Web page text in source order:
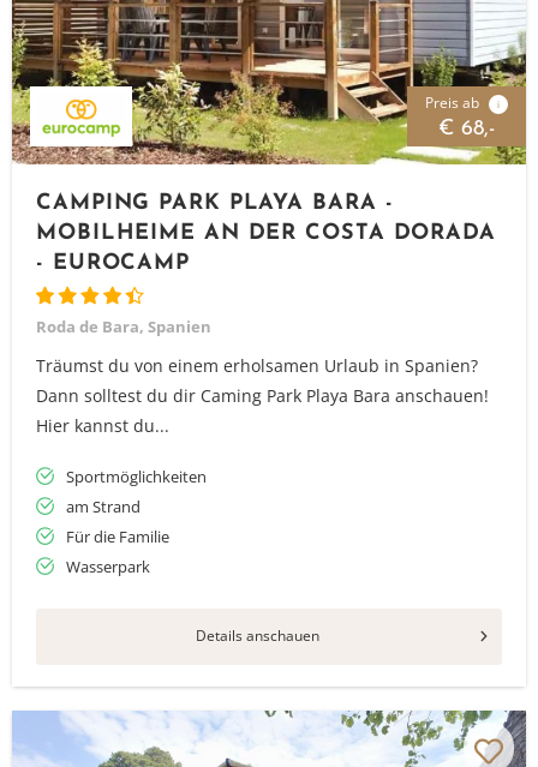
Preis ab i
€ 68,-
CAMPING PARK PLAYA BARA -
MOBILHEIME AN DER COSTA DORADA
- EUROCAMP
Roda de Bara, Spanien
Träumst du von einem erholsamen Urlaub in Spanien?
Dann solltest du dir Caming Park Playa Bara anschauen!
Hier kannst du...
Sportmöglichkeiten
am Strand
Für die Familie
Wasserpark
Details anschauen